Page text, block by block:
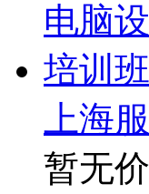
上海
暂无